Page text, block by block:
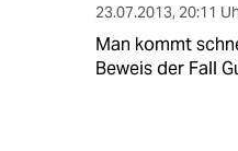
23.07.2013, 20:11
Man kommt
Beweis der Fall